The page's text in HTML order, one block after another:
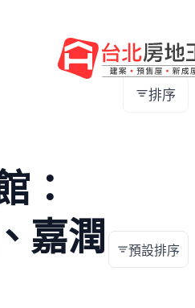
排序
：
嘉潤
預設排序